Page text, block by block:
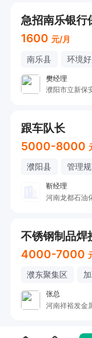
急招南乐银行
1600 元/月
南乐县 环境好
樊经理
濮阳市立新保
跟车队长
5000-8000
濮阳县 管理
靳经理
河南龙都石油
不锈钢制品焊
4000-7000
濮东聚集区
张总
河南祥裕发金